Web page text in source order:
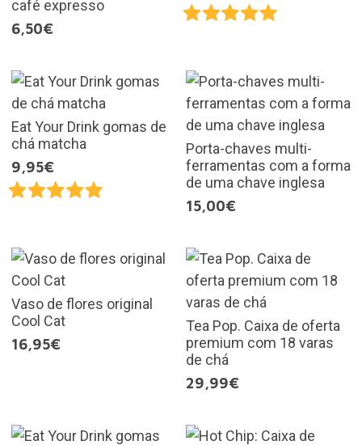
café expresso
6,50€
Eat Your Drink gomas de
chá matcha
9,95€
Porta-chaves multi-
ferramentas com a forma
de uma chave inglesa
15,00€
Vaso de flores original
Cool Cat
16,95€
Tea Pop. Caixa de oferta
premium com 18 varas
de chá
29,99€